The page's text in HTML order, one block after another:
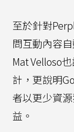
至於針對
問互動內容
Mat Velloso
計，更說明
者以更少資
益。